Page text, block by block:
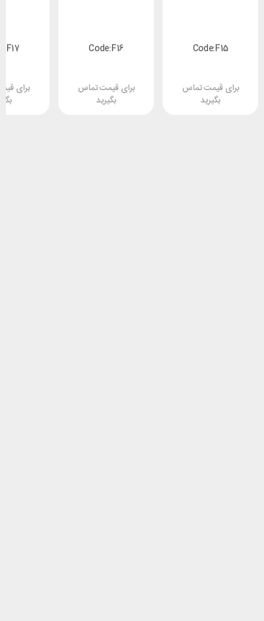
Code:F15
برای قیمت تماس
بگیرید
Code:F16
برای قیمت تماس
بگیرید
برای